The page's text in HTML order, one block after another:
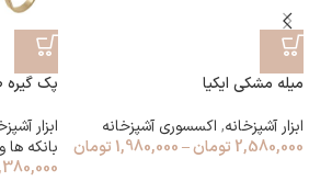
میله مشکی ایکیا
ابزار آشپزخانه, اکسسوری آشپزخانه
2,580,000 تومان–
1,980,000 تومان
پک گیره
ابزار
بانکه